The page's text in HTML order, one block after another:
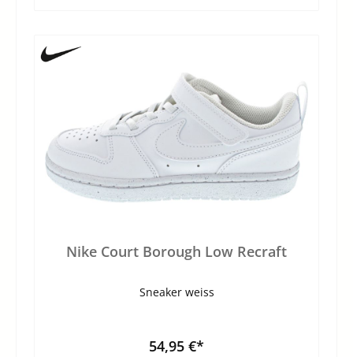
Nike Court Borough Low Recraft
Sneaker weiss
54,95 €*